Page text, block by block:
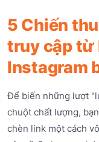
5 Chiến
truy cập từ
Instagram
Để biến những lượt
chuột chất lượng,
chèn link một cách